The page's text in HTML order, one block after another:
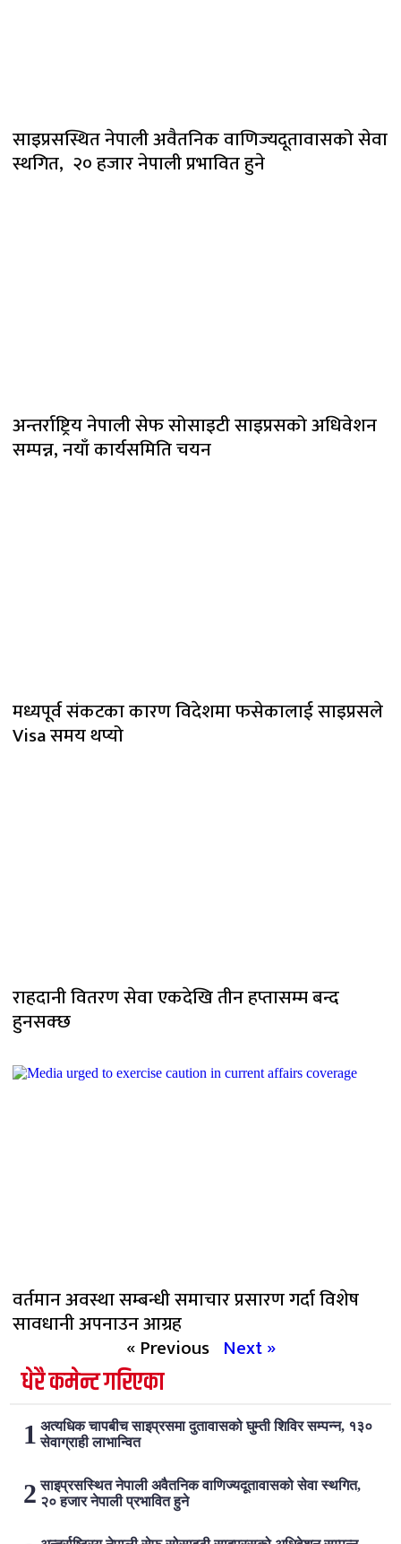
साइप्रसस्थित नेपाली अवैतनिक वाणिज्यदूतावासको सेवा
स्थगित, २० हजार नेपाली प्रभावित हुने
अन्तर्राष्ट्रिय नेपाली सेफ सोसाइटी साइप्रसको अधिवेशन
सम्पन्न, नयाँ कार्यसमिति चयन
मध्यपूर्व संकटका कारण विदेशमा फसेकालाई साइप्रसले
Visa समय थप्यो
राहदानी वितरण सेवा एकदेखि तीन हप्तासम्म बन्द
हुनसक्छ
वर्तमान अवस्था सम्बन्धी समाचार प्रसारण गर्दा विशेष
सावधानी अपनाउन आग्रह
« Previous Next »
धेरै कमेन्ट गरिएका
अत्यधिक चापबीच साइप्रसमा दुतावासको घुम्ती शिविर सम्पन्न, १३०
सेवाग्राही लाभान्वित
साइप्रसस्थित नेपाली अवैतनिक वाणिज्यदूतावासको सेवा स्थगित,
२० हजार नेपाली प्रभावित हुने